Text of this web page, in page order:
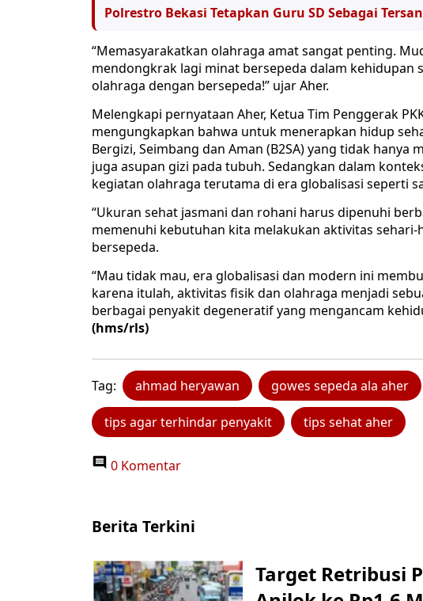
Polrestro Bekasi Tetapkan Guru SD Sebagai
“Memasyarakatkan olahraga amat sangat penting.
mendongkrak lagi minat bersepeda dalam kehidupan
olahraga dengan bersepeda!” ujar Aher.
Melengkapi pernyataan Aher, Ketua Tim Penggerak
mengungkapkan bahwa untuk menerapkan hidup
Bergizi, Seimbang dan Aman (B2SA) yang tidak
juga asupan gizi pada tubuh. Sedangkan dalam
kegiatan olahraga terutama di era globalisasi seperti
“Ukuran sehat jasmani dan rohani harus dipenuhi
memenuhi kebutuhan kita melakukan aktivitas sehari-
bersepeda.
“Mau tidak mau, era globalisasi dan modern ini
karena itulah, aktivitas fisik dan olahraga menjadi
berbagai penyakit degeneratif yang mengancam
(hms/rls)
Tag: ahmad heryawan gowes sepeda ala aher
tips agar terhindar penyakit tips sehat aher
0 Komentar
Berita Terkini
Target Retribusi